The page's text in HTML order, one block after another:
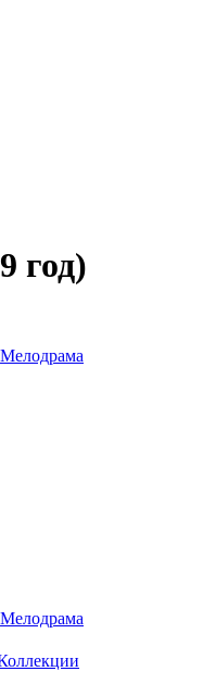
год)
Мелодрама
Мелодрама